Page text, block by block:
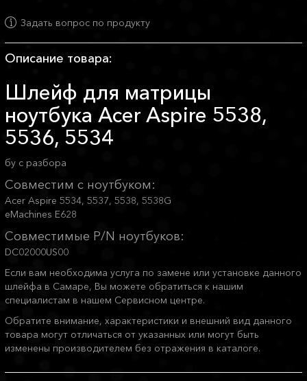
Задать вопрос по продукту
Описание товара:
Шлейф для матрицы
ноутбука Acer Aspire 5538,
5536, 5534
бу с разбора
Совместим с ноутбуком:
Acer Aspire 5534, 5537, 5538, 5538G
eMachines E628
Совместимые P/N ноутбуков:
DC02000US00
Если вам необходима услуга по замене или установке данного
шлейфа в Самаре, Вы можете обратиться к нашим
специалистам в нашем Сервисном центре.
Обратите внимание, характеристики и внешний вид данного
товара могут отличаться от указанных или могут быть
изменены производителем без отражения в каталоге.